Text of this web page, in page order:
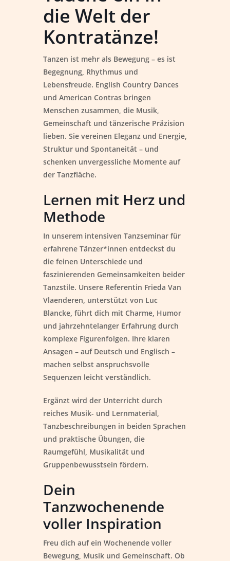
die Welt der
Kontratänze!
Tanzen ist mehr als Bewegung – es ist
Begegnung, Rhythmus und
Lebensfreude. English Country Dances
und American Contras bringen
Menschen zusammen, die Musik,
Gemeinschaft und tänzerische Präzision
lieben. Sie vereinen Eleganz und Energie,
Struktur und Spontaneität – und
schenken unvergessliche Momente auf
der Tanzfläche.
Lernen mit Herz und
Methode
In unserem intensiven Tanzseminar für
erfahrene Tänzer*innen entdeckst du
die feinen Unterschiede und
faszinierenden Gemeinsamkeiten beider
Tanzstile. Unsere Referentin Frieda Van
Vlaenderen, unterstützt von Luc
Blancke, führt dich mit Charme, Humor
und jahrzehntelanger Erfahrung durch
komplexe Figurenfolgen. Ihre klaren
Ansagen – auf Deutsch und Englisch –
machen selbst anspruchsvolle
Sequenzen leicht verständlich.
Ergänzt wird der Unterricht durch
reiches Musik- und Lernmaterial,
Tanzbeschreibungen in beiden Sprachen
und praktische Übungen, die
Raumgefühl, Musikalität und
Gruppenbewusstsein fördern.
Dein
Tanzwochenende
voller Inspiration
Freu dich auf ein Wochenende voller
Bewegung, Musik und Gemeinschaft. Ob